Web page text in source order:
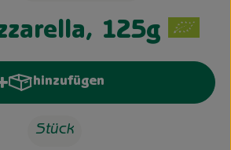
125g
hinzufügen
Produkt zum Warenkorb
Stück